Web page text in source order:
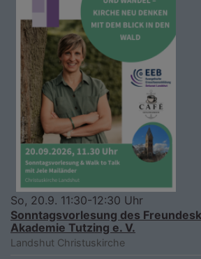
So, 20.9. 11:30-12:30 Uhr
Sonntagsvorlesung des
Akademie Tutzing e. V.
Landshut Christuskirche